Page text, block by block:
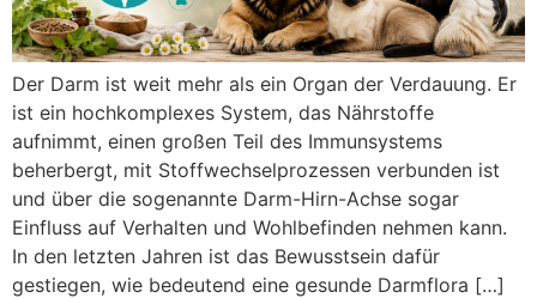
Der Darm ist weit mehr als ein Organ der Verdauung. Er
ist ein hochkomplexes System, das Nährstoffe
aufnimmt, einen großen Teil des Immunsystems
beherbergt, mit Stoffwechselprozessen verbunden ist
und über die sogenannte Darm-Hirn-Achse sogar
Einfluss auf Verhalten und Wohlbefinden nehmen kann.
In den letzten Jahren ist das Bewusstsein dafür
gestiegen, wie bedeutend eine gesunde Darmflora […]